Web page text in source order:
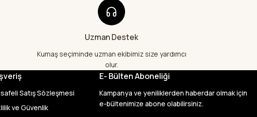
olarak çok
büyük kolaylık emeği
Uzman Destek
Kumaş seçiminde uzman ekibimiz size yardımcı
olur.
Satış Sözleşmesi
ve Güvenlik
E- Bülten Aboneliği
Kampanya ve yeniliklerden haberdar olmak için
e-bültenimize abone olabilirsiniz.